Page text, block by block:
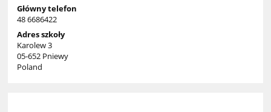
Główny telefon
48 6686422
Adres szkoły
Karolew 3
05-652 Pniewy
Poland